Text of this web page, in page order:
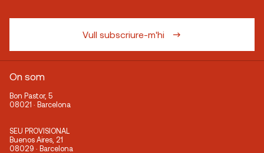
Vull subscriure-m'hi
On som
Bon Pastor, 5
08021 · Barcelona
SEU PROVISIONAL
Buenos Aires, 21
08029 · Barcelona